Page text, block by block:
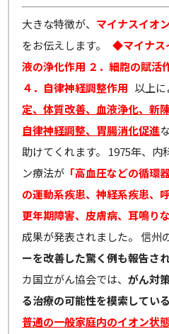
大きな特徴が、 マイナスイオ
をお伝えします。◆マイナス
液の浄化作用 ２．細胞の賦活
４．自律神経調整作用 以上
定、体質改善、血液浄化、新
自律神経調整、胃腸消化促進
助けてくれます。 1975年、内
ン療法が 「高血圧などの循環
の運動系疾患、神経系疾患、
更年期障害、皮膚病、耳鳴り
成果が発表されました。 信州
ーを改善した驚く例も報告され
カ国立がん協会では、がん対
る治療の可能性を模索している
普通の一般家庭内のイオン状